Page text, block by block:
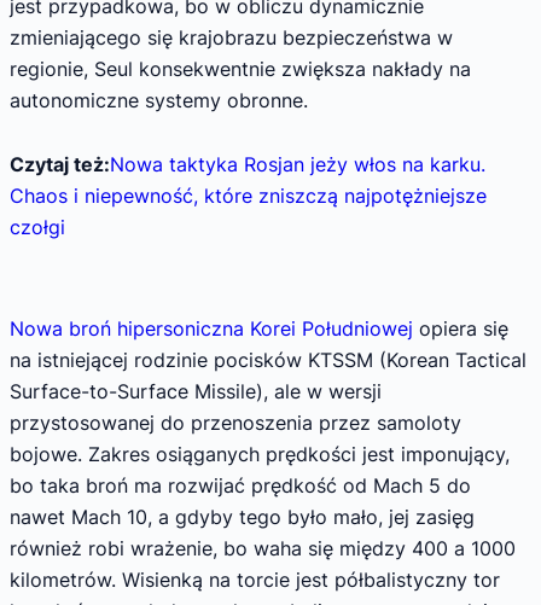
jest przypadkowa, bo w obliczu dynamicznie
zmieniającego się krajobrazu bezpieczeństwa w
regionie, Seul konsekwentnie zwiększa nakłady na
autonomiczne systemy obronne.
Czytaj też:Nowa taktyka Rosjan jeży włos na karku.
Chaos i niepewność, które zniszczą najpotężniejsze
czołgi
Nowa broń hipersoniczna Korei Południowej opiera się
na istniejącej rodzinie pocisków KTSSM (Korean Tactical
Surface-to-Surface Missile), ale w wersji
przystosowanej do przenoszenia przez samoloty
bojowe. Zakres osiąganych prędkości jest imponujący,
bo taka broń ma rozwijać prędkość od Mach 5 do
nawet Mach 10, a gdyby tego było mało, jej zasięg
również robi wrażenie, bo waha się między 400 a 1000
kilometrów. Wisienką na torcie jest półbalistyczny tor